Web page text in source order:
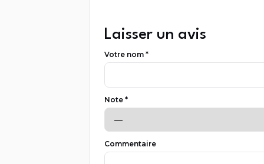
Laisser un avis
Votre nom *
Note *
Commentaire